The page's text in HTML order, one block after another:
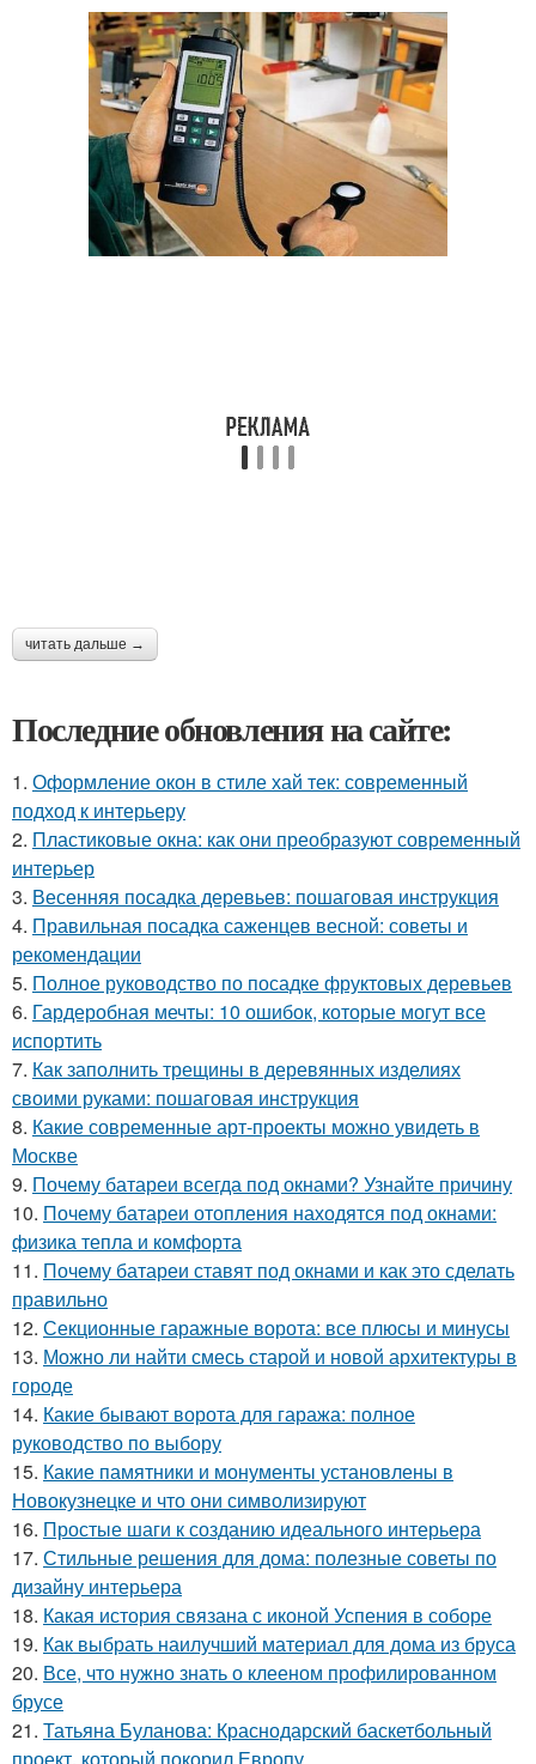
читать дальше →
Последние обновления на сайте:
1. Оформление окон в стиле хай тек: современный
подход к интерьеру
2. Пластиковые окна: как они преобразуют современный
интерьер
3. Весенняя посадка деревьев: пошаговая инструкция
4. Правильная посадка саженцев весной: советы и
рекомендации
5. Полное руководство по посадке фруктовых деревьев
6. Гардеробная мечты: 10 ошибок, которые могут все
испортить
7. Как заполнить трещины в деревянных изделиях
своими руками: пошаговая инструкция
8. Какие современные арт-проекты можно увидеть в
Москве
9. Почему батареи всегда под окнами? Узнайте причину
10. Почему батареи отопления находятся под окнами:
физика тепла и комфорта
11. Почему батареи ставят под окнами и как это сделать
правильно
12. Секционные гаражные ворота: все плюсы и минусы
13. Можно ли найти смесь старой и новой архитектуры в
городе
14. Какие бывают ворота для гаража: полное
руководство по выбору
15. Какие памятники и монументы установлены в
Новокузнецке и что они символизируют
16. Простые шаги к созданию идеального интерьера
17. Стильные решения для дома: полезные советы по
дизайну интерьера
18. Какая история связана с иконой Успения в соборе
19. Как выбрать наилучший материал для дома из бруса
20. Все, что нужно знать о клееном профилированном
брусе
21. Татьяна Буланова: Краснодарский баскетбольный